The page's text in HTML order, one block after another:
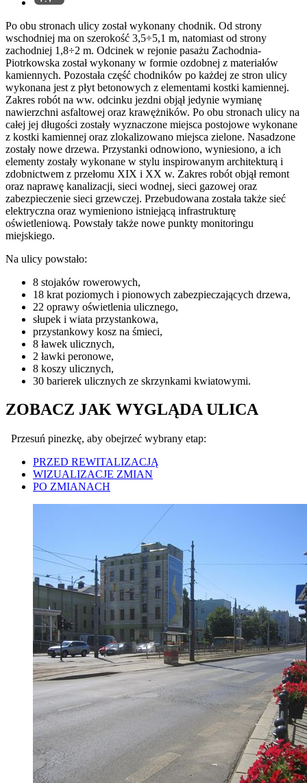
Po obu stronach ulicy został wykonany chodnik. Od strony
wschodniej ma on szerokość 3,5÷5,1 m, natomiast od strony
zachodniej 1,8÷2 m. Odcinek w rejonie pasażu Zachodnia-
Piotrkowska został wykonany w formie ozdobnej z materiałów
kamiennych. Pozostała część chodników po każdej ze stron ulicy
wykonana jest z płyt betonowych z elementami kostki kamiennej.
Zakres robót na ww. odcinku jezdni objął jedynie wymianę
nawierzchni asfaltowej oraz krawężników. Po obu stronach ulicy na
całej jej długości zostały wyznaczone miejsca postojowe wykonane
z kostki kamiennej oraz zlokalizowano miejsca zielone. Nasadzone
zostały nowe drzewa. Przystanki odnowiono, wyniesiono, a ich
elementy zostały wykonane w stylu inspirowanym architekturą i
zdobnictwem z przełomu XIX i XX w. Zakres robót objął remont
oraz naprawę kanalizacji, sieci wodnej, sieci gazowej oraz
zabezpieczenie sieci grzewczej. Przebudowana została także sieć
elektryczna oraz wymieniono istniejącą infrastrukturę
oświetleniową. Powstały także nowe punkty monitoringu
miejskiego.
Na ulicy powstało:
8 stojaków rowerowych,
18 krat poziomych i pionowych zabezpieczających drzewa,
22 oprawy oświetlenia ulicznego,
słupek i wiata przystankowa,
przystankowy kosz na śmieci,
8 ławek ulicznych,
2 ławki peronowe,
8 koszy ulicznych,
30 barierek ulicznych ze skrzynkami kwiatowymi.
ZOBACZ JAK WYGLĄDA ULICA
Przesuń pinezkę, aby obejrzeć wybrany etap:
PRZED REWITALIZACJĄ
WIZUALIZACJE ZMIAN
PO ZMIANACH